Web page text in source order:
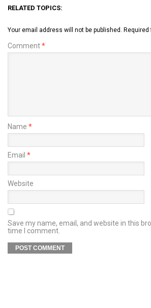
RELATED TOPICS:
Your email address will not be published.
Comment*
Name *
Email *
Website
Save my name, email, and website in this
time I comment.